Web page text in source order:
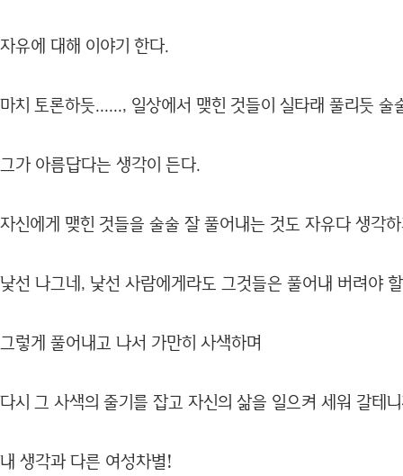
자유에 대해 이야기 한다.
마치 토론하듯......, 일상에서 맺힌 것들이 실타래 풀리듯 술
그가 아름답다는 생각이 든다.
자신에게 맺힌 것들을 술술 잘 풀어내는 것도 자유다 생각
낯선 나그네, 낯선 사람에게라도 그것들은 풀어내 버려야
그렇게 풀어내고 나서 가만히 사색하며
다시 그 사색의 줄기를 잡고 자신의 삶을 일으켜 세워 갈테
내 생각과 다른 여성차별!